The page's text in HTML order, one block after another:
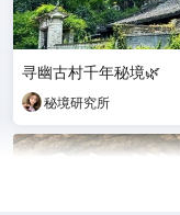
寻幽古村千年秘境🌿
秘境研究所